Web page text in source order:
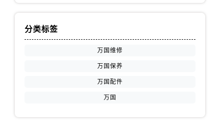
分类标签
万国维修
万国保养
万国配件
万国